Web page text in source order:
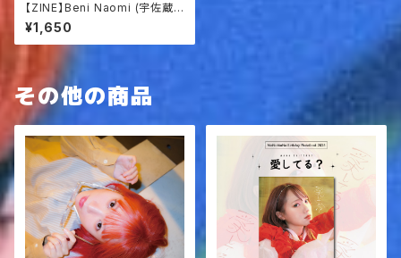
【ZINE】Beni Naomi (宇佐蔵
べに×林奈緒美コラボ) Naomi
Ver.
¥1,650
その他の商品